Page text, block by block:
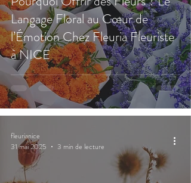
Langage Floral au Cœur de
l’Émotion Chez Fleuria Fleuriste
à NICE
fleurianice
31 mai 2025
3 min de lecture